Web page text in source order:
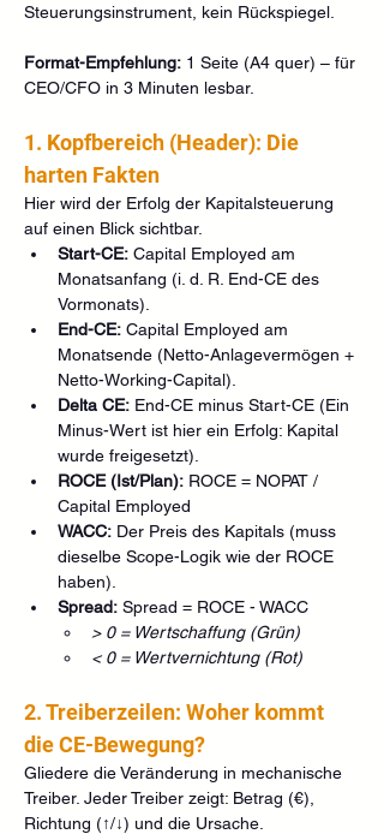
Steuerungsinstrument, kein Rückspiegel.
Format-Empfehlung: 1 Seite (A4 quer) – für
CEO/CFO in 3 Minuten lesbar.
1. Kopfbereich (Header): Die
harten Fakten
Hier wird der Erfolg der Kapitalsteuerung
auf einen Blick sichtbar.
Start-CE: Capital Employed am
Monatsanfang (i. d. R. End-CE des
Vormonats).
End-CE: Capital Employed am
Monatsende (Netto-Anlagevermögen +
Netto-Working-Capital).
Delta CE: End-CE minus Start-CE (Ein
Minus-Wert ist hier ein Erfolg: Kapital
wurde freigesetzt).
ROCE (Ist/Plan): ROCE = NOPAT /
Capital Employed
WACC: Der Preis des Kapitals (muss
dieselbe Scope-Logik wie der ROCE
haben).
Spread: Spread = ROCE - WACC
> 0 = Wertschaffung (Grün)
< 0 = Wertvernichtung (Rot)
2. Treiberzeilen: Woher kommt
die CE-Bewegung?
Gliedere die Veränderung in mechanische
Treiber. Jeder Treiber zeigt: Betrag (€),
Richtung (↑/↓) und die Ursache.